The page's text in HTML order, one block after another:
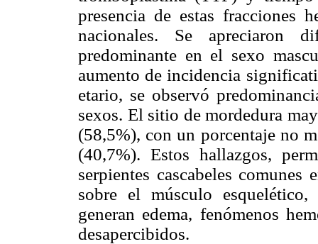
presencia de estas fracciones
nacionales. Se apreciaron
predominante en el sexo
aumento de incidencia
etario, se observó
sexos. El sitio de mordedura
(58,5%), con un porcentaje no
(40,7%). Estos hallazgos,
serpientes cascabeles comunes
sobre el músculo
generan edema, fenómenos
desapercibidos.